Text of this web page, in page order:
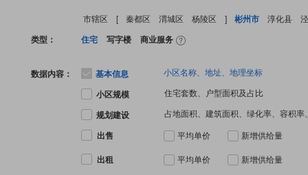
市辖区 [ 秦都区 渭城区 杨陵区 ] 彬州市 淳化县
类型： 住宅 写字楼 商业服务
数据内容： 基本信息 小区名称、地址、地理坐标
小区规模 住宅套数、户型面积及占比
规划建设 占地面积、建筑面积、绿化率、容积
出售 平均单价 新增供给量
出租 平均单价 新增供给量